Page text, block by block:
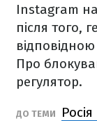
Instagram на
після того,
Про
регулятор.
ДО ТЕМИ